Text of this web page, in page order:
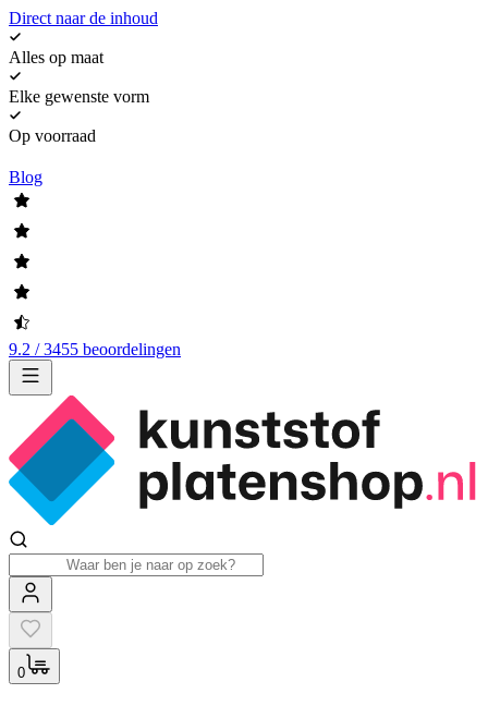
Direct naar de inhoud
Alles op maat
Elke gewenste vorm
Op voorraad
Blog
9.2 / 3455 beoordelingen
0